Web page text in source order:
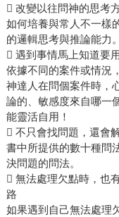
 改變以往問神的思考
如何培養與常人不一樣
的邏輯思考與推論能力。
 遇到事情馬上知道要
依據不同的案件或情況
神達人在問個案件時，
論的、敏感度來自哪
能靈活自用！
 不只會找問題，還會
書中所提供的數十種問
決問題的問法。
 無法處理欠點時，也
路
如果遇到自己無法處理